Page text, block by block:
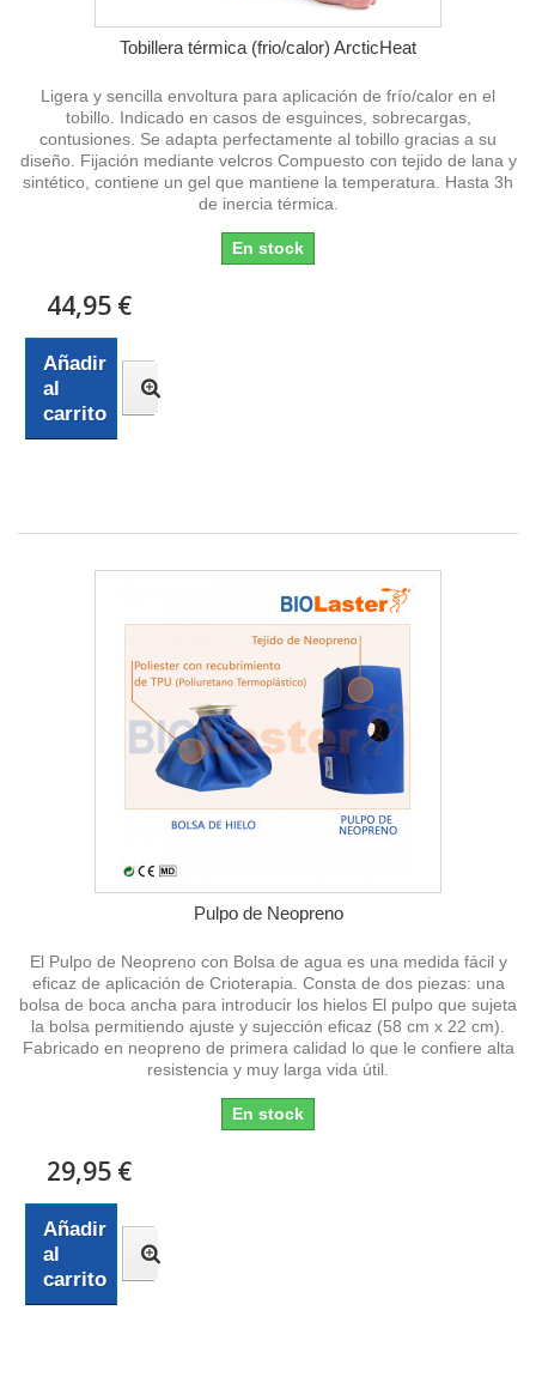
Tobillera térmica (frio/calor) ArcticHeat
Ligera y sencilla envoltura para aplicación de frío/calor en el
tobillo. Indicado en casos de esguinces, sobrecargas,
contusiones. Se adapta perfectamente al tobillo gracias a su
diseño. Fijación mediante velcros Compuesto con tejido de lana y
sintético, contiene un gel que mantiene la temperatura. Hasta 3h
de inercia térmica.
En stock
44,95 €
Añadir
al
carrito
Pulpo de Neopreno
El Pulpo de Neopreno con Bolsa de agua es una medida fácil y
eficaz de aplicación de Crioterapia. Consta de dos piezas: una
bolsa de boca ancha para introducir los hielos El pulpo que sujeta
la bolsa permitiendo ajuste y sujección eficaz (58 cm x 22 cm).
Fabricado en neopreno de primera calidad lo que le confiere alta
resistencia y muy larga vida útil.
En stock
29,95 €
Añadir
al
carrito